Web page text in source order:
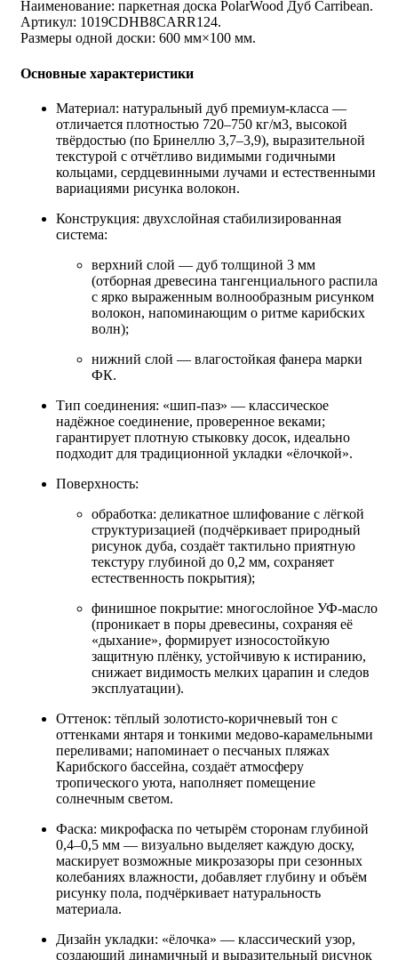
Наименование: паркетная доска PolarWood Дуб Carribean.
Артикул: 1019CDHB8CARR124.
Размеры одной доски: 600 мм×100 мм.
Основные характеристики
Материал: натуральный дуб премиум‑класса —
отличается плотностью 720–750 кг/м3, высокой
твёрдостью (по Бринеллю 3,7–3,9), выразительной
текстурой с отчётливо видимыми годичными
кольцами, сердцевинными лучами и естественными
вариациями рисунка волокон.
Конструкция: двухслойная стабилизированная
система:
верхний слой — дуб толщиной 3 мм
(отборная древесина тангенциального распила
с ярко выраженным волнообразным рисунком
волокон, напоминающим о ритме карибских
волн);
нижний слой — влагостойкая фанера марки
ФК.
Тип соединения: «шип‑паз» — классическое
надёжное соединение, проверенное веками;
гарантирует плотную стыковку досок, идеально
подходит для традиционной укладки «ёлочкой».
Поверхность:
обработка: деликатное шлифование с лёгкой
структуризацией (подчёркивает природный
рисунок дуба, создаёт тактильно приятную
текстуру глубиной до 0,2 мм, сохраняет
естественность покрытия);
финишное покрытие: многослойное УФ‑масло
(проникает в поры древесины, сохраняя её
«дыхание», формирует износостойкую
защитную плёнку, устойчивую к истиранию,
снижает видимость мелких царапин и следов
эксплуатации).
Оттенок: тёплый золотисто‑коричневый тон с
оттенками янтаря и тонкими медово‑карамельными
переливами; напоминает о песчаных пляжах
Карибского бассейна, создаёт атмосферу
тропического уюта, наполняет помещение
солнечным светом.
Фаска: микрофаска по четырём сторонам глубиной
0,4–0,5 мм — визуально выделяет каждую доску,
маскирует возможные микрозазоры при сезонных
колебаниях влажности, добавляет глубину и объём
рисунку пола, подчёркивает натуральность
материала.
Дизайн укладки: «ёлочка» — классический узор,
создающий динамичный и выразительный рисунок